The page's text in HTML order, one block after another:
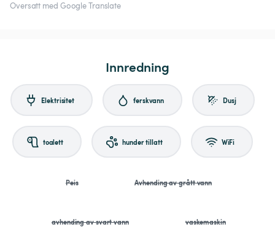
Oversatt med Google Translate
Innredning
Elektrisitet ferskvann Dusj
toalett hunder tillatt WiFi
Peis Avhending av grått vann
avhending av svart vann vaskemaskin